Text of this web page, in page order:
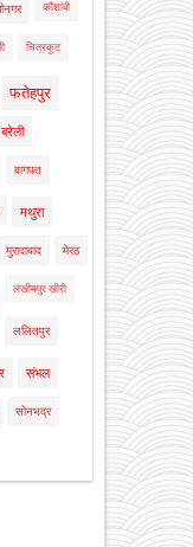
कौशांबी
चित्रकूट
फतेहपुर
बरेली
बागपत
मथुरा
मुरादाबाद मेरठ
लखीमपुर खीरी
ललितपुर
संभल
सोनभद्र